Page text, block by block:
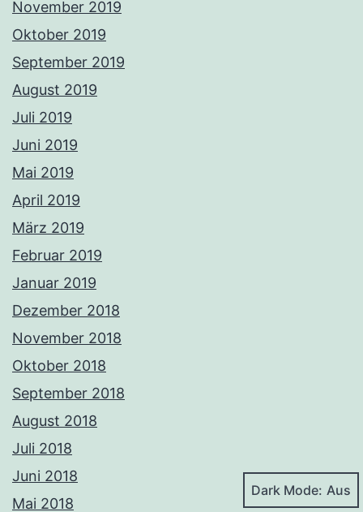
November 2019
Oktober 2019
September 2019
August 2019
Juli 2019
Juni 2019
Mai 2019
April 2019
März 2019
Februar 2019
Januar 2019
Dezember 2018
November 2018
Oktober 2018
September 2018
August 2018
Juli 2018
Juni 2018
Mai 2018
Dark Mode: